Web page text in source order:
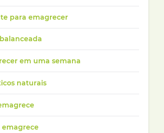
para emagrecer
em uma semana
naturais
emagrece